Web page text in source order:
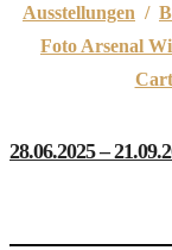
Ausstellungen /
Foto Arsenal
28.06.2025 –